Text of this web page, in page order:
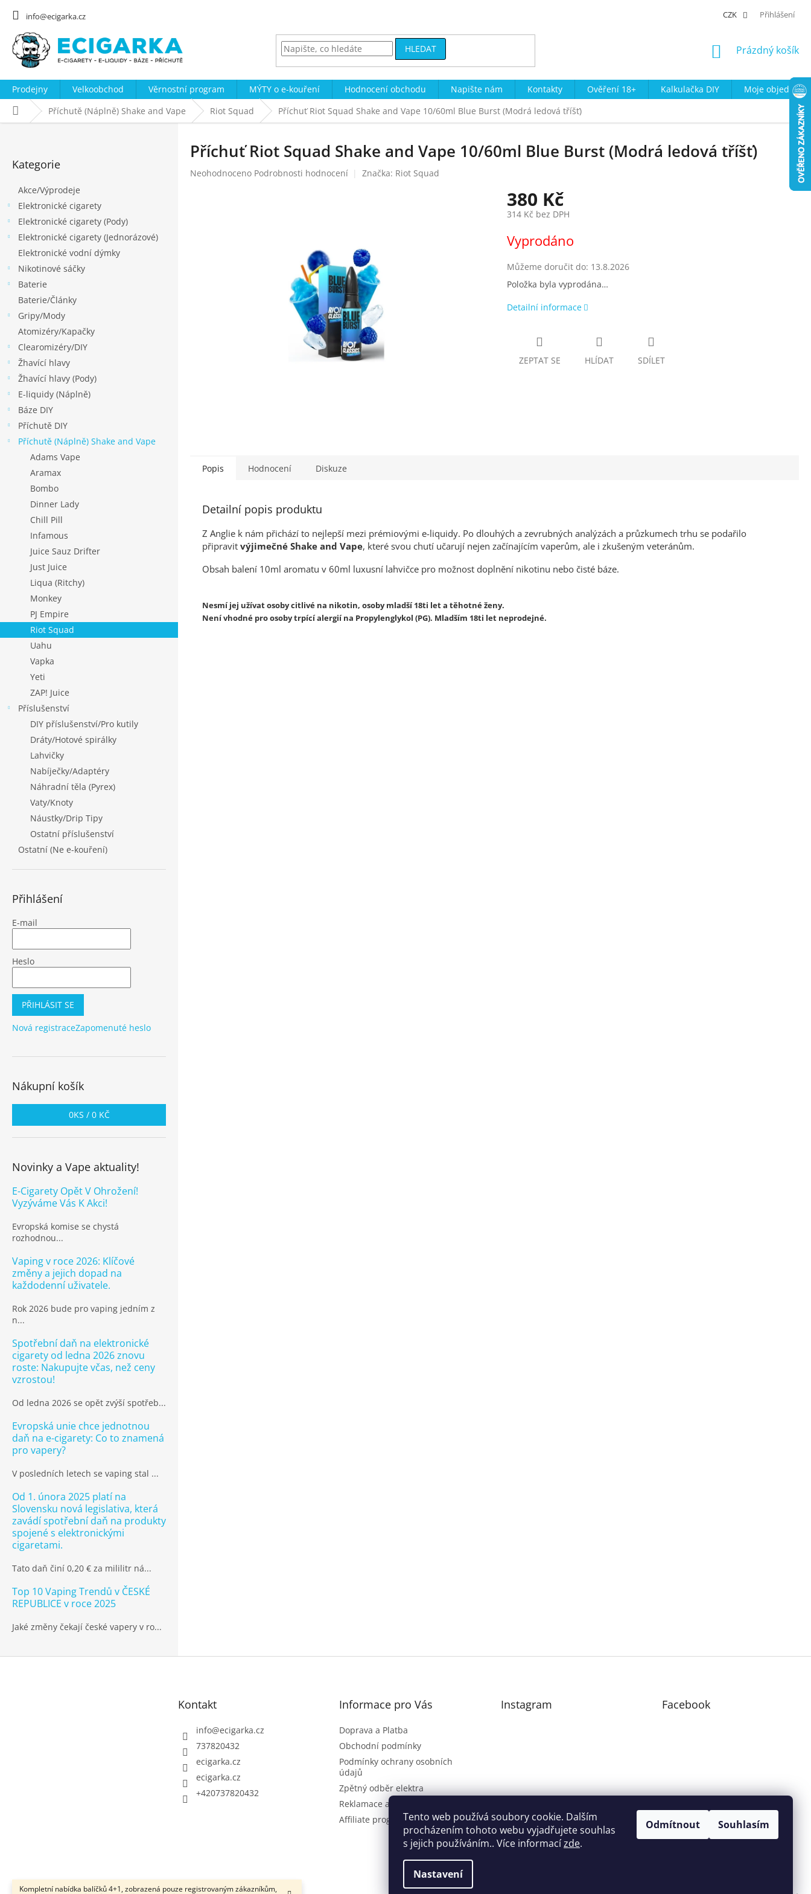
Tento web používá soubory cookie. Dalším
procházením tohoto webu vyjadřujete souhlas
s jejich používáním.. Více informacízde.
Nastavení
Odmítnout Souhlasím
Kompletní nabídka balíčků 4+1, zobrazená pouze registrovaným zákazníkům,
info@ecigarka.cz CZK Přihlášení
HLEDAT
NÁKUPNÍ
Prázdný košík
Prodejny Velkoobchod Věrnostní program MÝTY o e-kouření Hodnocení obchodu Napište nám Kontakty Ověření 18+ Kalkulačka DIY
Moje
Domů Příchutě (Náplně) Shake and Vape Riot Squad Příchuť Riot Squad Shake and Vape 10/60ml Blue Burst (Modrá ledová tříšť)
kategorie
Kategorie
Akce/Výprodeje
Elektronické cigarety
Elektronické cigarety (Pody)
Elektronické cigarety (Jednorázové)
Elektronické vodní dýmky
Nikotinové sáčky
Baterie
Baterie/Články
Gripy/Mody
Atomizéry/Kapačky
Clearomizéry/DIY
Žhavící hlavy
Žhavící hlavy (Pody)
E-liquidy (Náplně)
Báze DIY
Příchutě DIY
Příchutě (Náplně) Shake and Vape
Adams Vape
Aramax
Bombo
Dinner Lady
Chill Pill
Infamous
Juice Sauz Drifter
Just Juice
Liqua (Ritchy)
Monkey
PJ Empire
Riot Squad
Uahu
Vapka
Yeti
ZAP! Juice
Příslušenství
DIY příslušenství/Pro kutily
Dráty/Hotové spirálky
Lahvičky
Nabíječky/Adaptéry
Náhradní těla (Pyrex)
Vaty/Knoty
Náustky/Drip Tipy
Ostatní příslušenství
Ostatní (Ne e-kouření)
Přihlášení
E-mail
Heslo
PŘIHLÁSIT SE
Nová registraceZapomenuté heslo
Nákupní košík
0KS / 0 KČ
Novinky a Vape aktuality!
E-Cigarety Opět V Ohrožení!
Vyzýváme Vás K Akci!
Evropská komise se chystá
rozhodnou...
Vaping v roce 2026: Klíčové
změny a jejich dopad na
každodenní uživatele.
Rok 2026 bude pro vaping jedním z
n...
Spotřební daň na elektronické
cigarety od ledna 2026 znovu
roste: Nakupujte včas, než ceny
vzrostou!
Od ledna 2026 se opět zvýší spotřeb...
Evropská unie chce jednotnou
daň na e-cigarety: Co to znamená
pro vapery?
V posledních letech se vaping stal ...
Od 1. února 2025 platí na
Slovensku nová legislativa, která
zavádí spotřební daň na produkty
spojené s elektronickými
cigaretami.
Tato daň činí 0,20 € za mililitr ná...
Top 10 Vaping Trendů v ČESKÉ
REPUBLICE v roce 2025
Jaké změny čekají české vapery v ro...
Příchuť Riot Squad Shake and Vape 10/60ml Blue Burst (Modrá ledová tříšť)
Průměrné
Neohodnoceno Podrobnosti hodnocení Značka: Riot Squad
380 Kč
314 Kč bez DPH
cena:
Vyprodáno
Můžeme doručit do: 13.8.2026
Položka byla vyprodána…
Detailní informace
ZEPTAT SE HLÍDAT SDÍLET
Popis Hodnocení Diskuze
Detailní popis produktu
Z Anglie k nám přichází to nejlepší mezi prémiovými e-liquidy. Po dlouhých a zevrubných analýzách a průzkumech trhu se podařilo
připravit výjimečné Shake and Vape, které svou chutí učarují nejen začínajícím vaperům, ale i zkušeným veteránům.
Obsah balení 10ml aromatu v 60ml luxusní lahvičce pro možnost doplnění nikotinu nebo čisté báze.
Nesmí jej užívat osoby citlivé na nikotin, osoby mladší 18ti let a těhotné ženy.
Není vhodné pro osoby trpící alergií na Propylenglykol (PG). Mladším 18ti let neprodejné.
Kontakt
info@ecigarka.cz
737820432
ecigarka.cz
ecigarka.cz
+420737820432
Informace pro Vás
Doprava a Platba
Obchodní podmínky
Podmínky ochrany osobních
údajů
Zpětný odběr elektra
Reklamace a vrácení zboží
Affiliate program
Instagram Facebook